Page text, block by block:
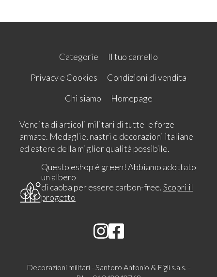
Categorie
Il tuo carrello
Privacy e Cookies
Condizioni di vendita
Chi siamo
Homepage
Vendita di articoli militari di tutte le forze
armate. Medaglie, nastri e decorazioni italiane
ed estere della miglior qualità possibile.
Questo eshop è green! Abbiamo adottato
un albero
di caoba per essere carbon-free.Scopri il
progetto
Decorazioni militari - Santoro Antonio & Figli s.a.s. -